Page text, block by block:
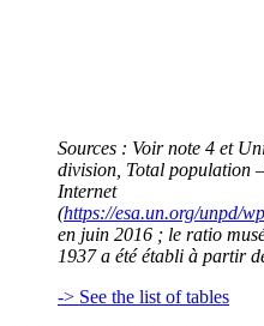
Sources : Voir note 4 et
division, Total population
Internet
(https://esa.un.org/unpd/
en juin 2016 ; le ratio
1937 a été établi à partir
-> See the list of tables